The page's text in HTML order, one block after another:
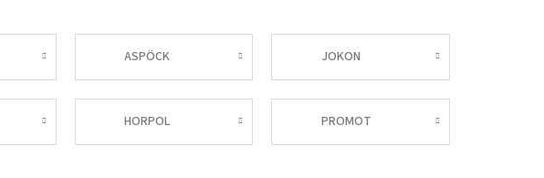
ASPÖCK JOKON
HORPOL PROMOT